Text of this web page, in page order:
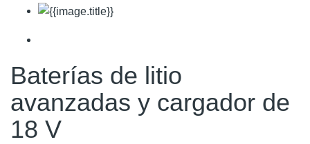
Baterías de litio
avanzadas y cargador de
18 V